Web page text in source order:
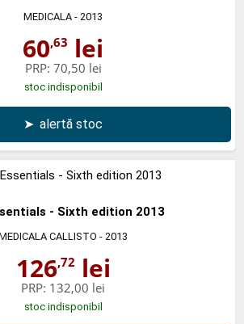
MEDICALA - 2013
60,63 lei
PRP: 70,50 lei
stoc indisponibil
➤ alertă stoc
- Sixth edition 2013
CALLISTO - 2013
126,72lei
PRP: 132,00 lei
stoc indisponibil